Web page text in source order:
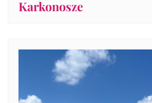
Karkonosze